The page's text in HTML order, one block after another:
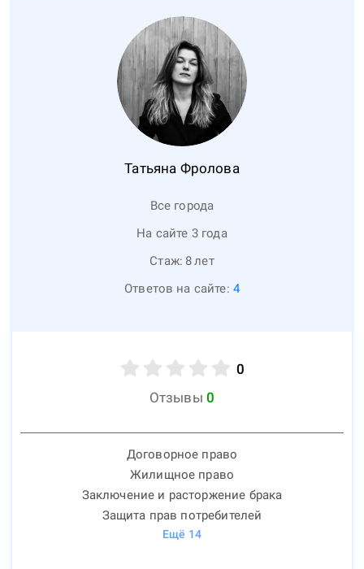
Татьяна Фролова
Все города
На сайте 3 года
Стаж: 8лет
Ответов на сайте: 4
0
Отзывы 0
Договорное право
Жилищное право
Заключение и расторжение брака
Защита прав потребителей
Ещё 14